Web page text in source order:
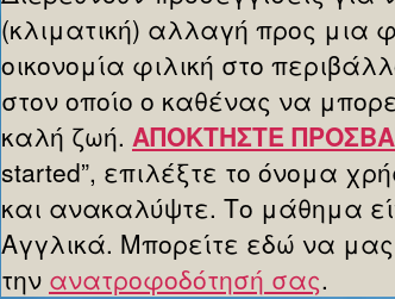
(κλιματική) αλλαγή προς μια
οικονομία φιλική στο
στον οποίο ο καθένας να
καλή ζωή. ΑΠΟΚΤΗΣΤΕ
started”, επιλέξτε το όνομα
και ανακαλύψτε. Το μάθημα
Αγγλικά. Μπορείτε εδώ να
την ανατροφοδότησή σας.